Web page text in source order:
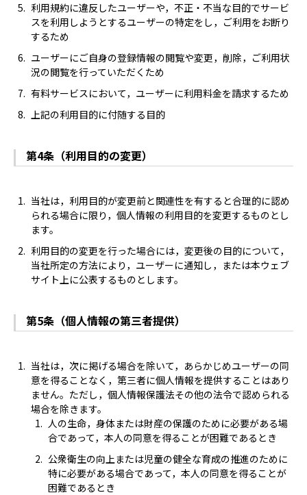
利用規約に違反したユーザーや，不正・不当な目的でサービ
スを利用しようとするユーザーの特定をし，ご利用をお断り
するため
ユーザーにご自身の登録情報の閲覧や変更，削除，ご利用状
況の閲覧を行っていただくため
有料サービスにおいて，ユーザーに利用料金を請求するため
上記の利用目的に付随する目的
第4条（利用目的の変更）
当社は，利用目的が変更前と関連性を有すると合理的に認め
られる場合に限り，個人情報の利用目的を変更するものとし
ます。
利用目的の変更を行った場合には，変更後の目的について，
当社所定の方法により，ユーザーに通知し，または本ウェブ
サイト上に公表するものとします。
第5条（個人情報の第三者提供）
当社は，次に掲げる場合を除いて，あらかじめユーザーの同
意を得ることなく，第三者に個人情報を提供することはあり
ません。ただし，個人情報保護法その他の法令で認められる
場合を除きます。
人の生命，身体または財産の保護のために必要がある場
合であって，本人の同意を得ることが困難であるとき
公衆衛生の向上または児童の健全な育成の推進のために
特に必要がある場合であって，本人の同意を得ることが
困難であるとき